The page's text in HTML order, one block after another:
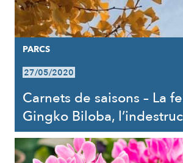
PARCS
27/05/2020
Carnets de saisons – La
Gingko Biloba,